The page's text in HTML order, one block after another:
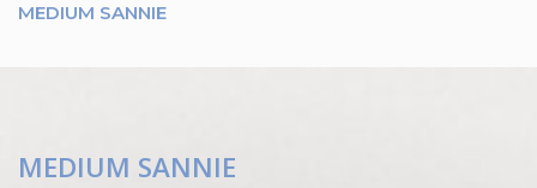
MEDIUM SANNIE
MEDIUM SANNIE